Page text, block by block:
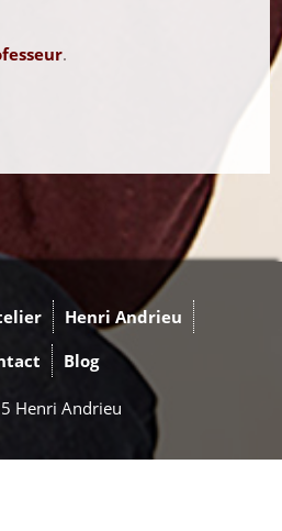
.
Henri Andrieu
Blog
Henri Andrieu